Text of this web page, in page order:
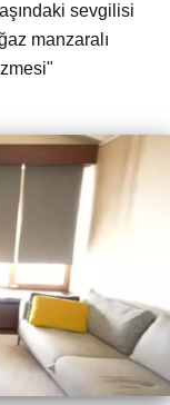
sevgilisi
manzaralı